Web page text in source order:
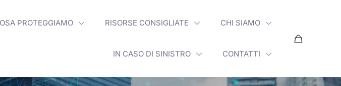
PROTEGGIAMO RISORSE CONSIGLIATE CHI SIAMO
IN CASO DI SINISTRO CONTATTI